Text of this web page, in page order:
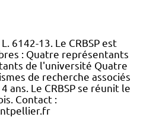
6142-13. Le CRBSP est
: Quatre représentants
de l'université Quatre
de recherche associés
ans. Le CRBSP se réunit le
Contact :